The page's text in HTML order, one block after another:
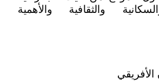
والثقافية والأهمية
الأفريقي